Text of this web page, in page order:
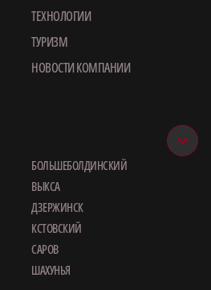
ТЕХНОЛОГИИ
ТУРИЗМ
НОВОСТИ КОМПАНИИ
БОЛЬШЕБОЛДИНСКИЙ
ВЫКСА
ДЗЕРЖИНСК
КСТОВСКИЙ
САРОВ
ШАХУНЬЯ